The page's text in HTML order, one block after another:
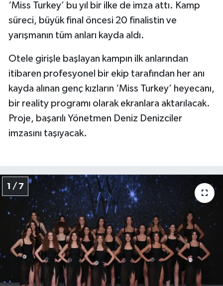
‘Miss Turkey’ bu yıl bir ilke de imza attı. Kamp
süreci, büyük final öncesi 20 finalistin ve
yarışmanın tüm anları kayda aldı.
Otele girişle başlayan kampın ilk anlarından
itibaren profesyonel bir ekip tarafından her anı
kayda alınan genç kızların ‘Miss Turkey’ heyecanı,
bir reality programı olarak ekranlara aktarılacak.
Proje, başarılı Yönetmen Deniz Denizciler
imzasını taşıyacak.
1 / 7